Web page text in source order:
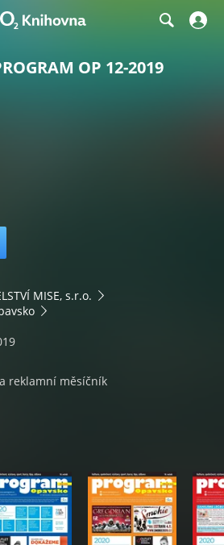
OP 12-2019
MISE, s.r.o.
reklamní měsíčník